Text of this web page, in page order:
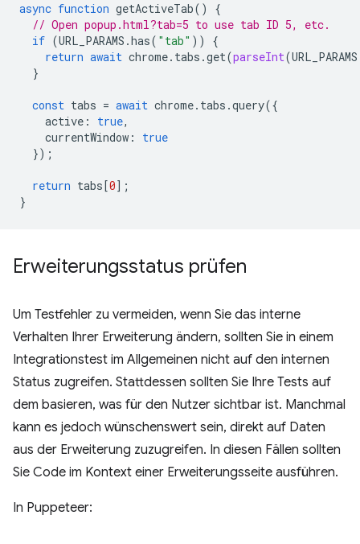
async function getActiveTab()
{
// Open popup.html?tab=5 to use tab ID 5, etc.
if (URL_PARAMS .has( "tab" ))
{
return await chrome. tabs .get(parseInt(URL_PARAMS
}
const tabs = await chrome. tabs .query({
active : true,
currentWindow :
true
});
return tabs[0];
}
Erweiterungsstatus prüfen
Um Testfehler zu vermeiden, wenn Sie das interne
Verhalten Ihrer Erweiterung ändern, sollten Sie in einem
Integrationstest im Allgemeinen nicht auf den internen
Status zugreifen. Stattdessen sollten Sie Ihre Tests auf
dem basieren, was für den Nutzer sichtbar ist. Manchmal
kann es jedoch wünschenswert sein, direkt auf Daten
aus der Erweiterung zuzugreifen. In diesen Fällen sollten
Sie Code im Kontext einer Erweiterungsseite ausführen.
In Puppeteer: